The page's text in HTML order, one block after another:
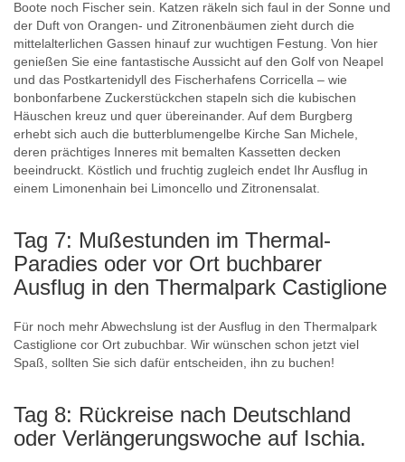
Boote noch Fischer sein. Katzen räkeln sich faul in der Sonne und
der Duft von Orangen- und Zitronenbäumen zieht durch die
mittelalterlichen Gassen hinauf zur wuchtigen Festung. Von hier
genießen Sie eine fantastische Aussicht auf den Golf von Neapel
und das Postkartenidyll des Fischerhafens Corricella – wie
bonbonfarbene Zuckerstückchen stapeln sich die kubischen
Häuschen kreuz und quer übereinander. Auf dem Burgberg
erhebt sich auch die butterblumengelbe Kirche San Michele,
deren prächtiges Inneres mit bemalten Kassetten decken
beeindruckt. Köstlich und fruchtig zugleich endet Ihr Ausflug in
einem Limonenhain bei Limoncello und Zitronensalat.
Tag 7: Mußestunden im Thermal-
Paradies oder vor Ort buchbarer
Ausflug in den Thermalpark Castiglione
Für noch mehr Abwechslung ist der Ausflug in den Thermalpark
Castiglione cor Ort zubuchbar. Wir wünschen schon jetzt viel
Spaß, sollten Sie sich dafür entscheiden, ihn zu buchen!
Tag 8: Rückreise nach Deutschland
oder Verlängerungswoche auf Ischia.